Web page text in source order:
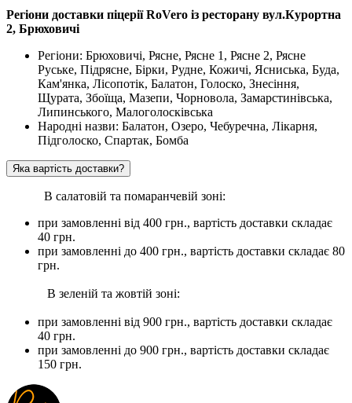
Регіони доставки піцерії RoVero із ресторану вул.Курортна
2, Брюховичі
Регіони: Брюховичі, Рясне, Рясне 1, Рясне 2, Рясне
Руське, Підрясне, Бірки, Рудне, Кожичі, Ясниська, Буда,
Кам'янка, Лісопотік, Балатон, Голоско, Знесіння,
Щурата, Збоїща, Мазепи, Чорновола, Замарстинівська,
Липинського, Малоголосківська
Народні назви: Балатон, Озеро, Чебуречна, Лікарня,
Підголоско, Спартак, Бомба
Яка вартість доставки?
В салатовій та помаранчевій зоні:
при замовленні вiд 400 грн., вартість доставки складає
40 грн.
при замовленні до 400 грн., вартість доставки складає 80
грн.
В зеленій та жовтій зоні:
при замовленні вiд 900 грн., вартість доставки складає
40 грн.
при замовленні до 900 грн., вартість доставки складає
150 грн.